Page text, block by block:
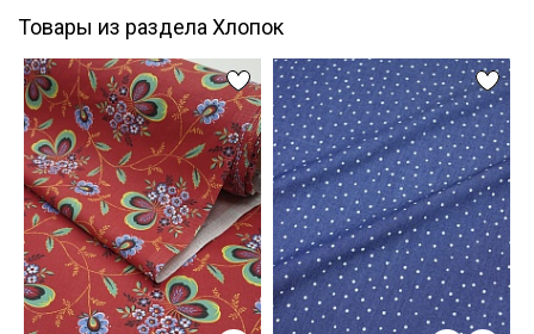
Товары из раздела Хлопок